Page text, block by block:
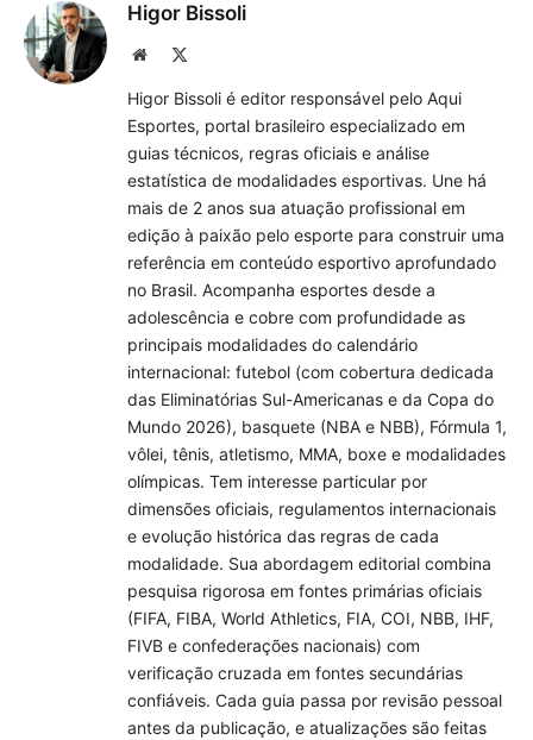
Higor Bissoli
Site
Higor Bissoli é editor responsável pelo Aqui
Esportes, portal brasileiro especializado em
guias técnicos, regras oficiais e análise
estatística de modalidades esportivas. Une há
mais de 2 anos sua atuação profissional em
edição à paixão pelo esporte para construir uma
referência em conteúdo esportivo aprofundado
no Brasil. Acompanha esportes desde a
adolescência e cobre com profundidade as
principais modalidades do calendário
internacional: futebol (com cobertura dedicada
das Eliminatórias Sul-Americanas e da Copa do
Mundo 2026), basquete (NBA e NBB), Fórmula 1,
vôlei, tênis, atletismo, MMA, boxe e modalidades
olímpicas. Tem interesse particular por
dimensões oficiais, regulamentos internacionais
e evolução histórica das regras de cada
modalidade. Sua abordagem editorial combina
pesquisa rigorosa em fontes primárias oficiais
(FIFA, FIBA, World Athletics, FIA, COI, NBB, IHF,
FIVB e confederações nacionais) com
verificação cruzada em fontes secundárias
confiáveis. Cada guia passa por revisão pessoal
antes da publicação, e atualizações são feitas